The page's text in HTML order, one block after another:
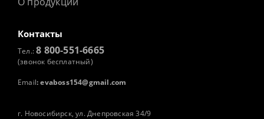
Контакты
Тел.:8 800-551-6665
(звонок бесплатный)
Email: evaboss154@gmail.com
г. Новосибирск, ул. Днепровская 34/9